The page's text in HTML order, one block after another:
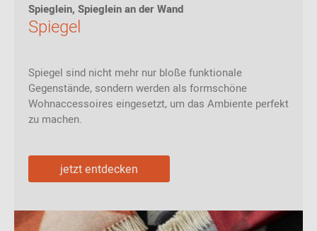
Spieglein, Spieglein an der Wand
Spiegel
Spiegel sind nicht mehr nur bloße funktionale
Gegenstände, sondern werden als formschöne
Wohnaccessoires eingesetzt, um das Ambiente perfekt
zu machen.
jetzt entdecken